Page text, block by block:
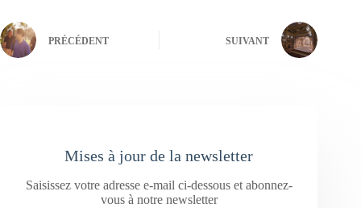
PRÉCÉDENT SUIVANT
Mises à jour de la newsletter
Saisissez votre adresse e-mail ci-dessous et abonnez-
vous à notre newsletter